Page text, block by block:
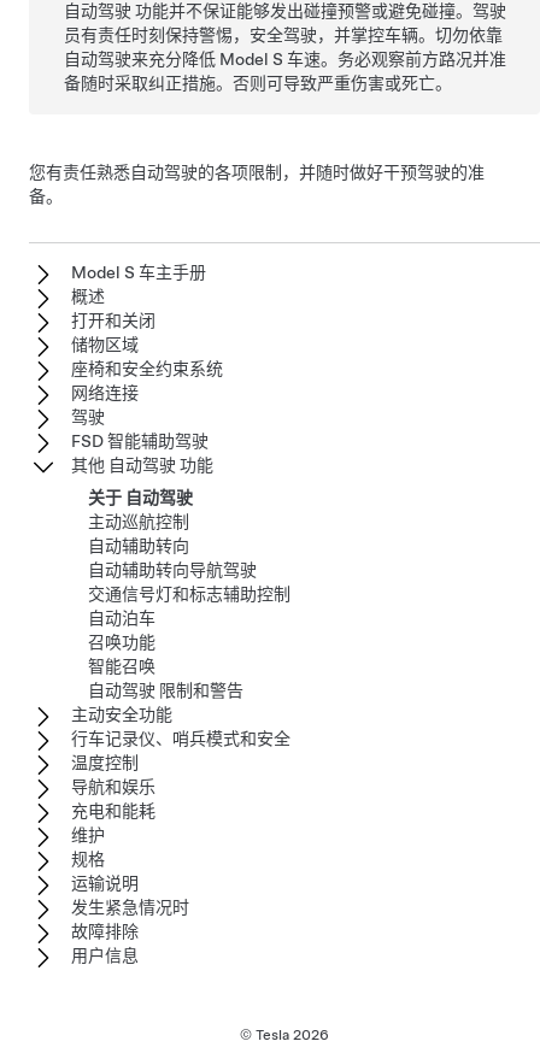
自动驾驶 功能并不保证能够发出碰撞预警或避免碰撞。驾驶
员有责任时刻保持警惕，安全驾驶，并掌控车辆。切勿依靠
自动驾驶来充分降低 Model S 车速。务必观察前方路况并准
备随时采取纠正措施。否则可导致严重伤害或死亡。
您有责任熟悉自动驾驶的各项限制，并随时做好干预驾驶的准
备。
Model S 车主手册
概述
打开和关闭
储物区域
座椅和安全约束系统
网络连接
驾驶
FSD 智能辅助驾驶
其他 自动驾驶 功能
关于 自动驾驶
主动巡航控制
自动辅助转向
自动辅助转向导航驾驶
交通信号灯和标志辅助控制
自动泊车
召唤功能
智能召唤
自动驾驶 限制和警告
主动安全功能
行车记录仪、哨兵模式和安全
温度控制
导航和娱乐
充电和能耗
维护
规格
运输说明
发生紧急情况时
故障排除
用户信息
© Tesla 2026